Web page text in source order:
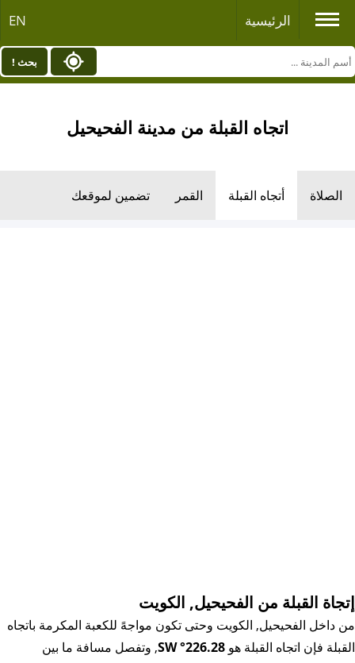
الرئيسية EN
بحث !
اتجاه القبلة من مدينة الفحيحيل
الصلاة أتجاه القبلة القمر تضمين لموقعك
إتجاة القبلة من الفحيحيل, الكويت
من داخل الفحيحيل, الكويت وحتى تكون مواجهً للكعبة المكرمة باتجاه
القبلة فإن اتجاه القبلة هو 226.28° SW
, وتفصل مسافة ما بين